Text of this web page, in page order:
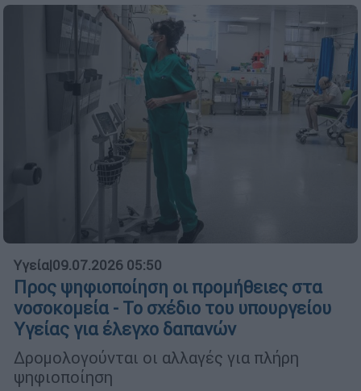
Υγεία|09.07.2026 05:50
Προς ψηφιοποίηση οι προμήθειες στα
νοσοκομεία - Το σχέδιο του υπουργείου
Υγείας για έλεγχο δαπανών
Δρομολογούνται οι αλλαγές για πλήρη
ψηφιοποίηση